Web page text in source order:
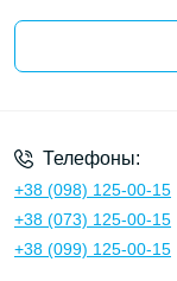
Телефоны:
+38 (098) 125-00-15
+38 (073) 125-00-15
+38 (099) 125-00-15